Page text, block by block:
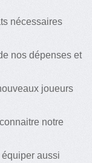
nécessaires
nos dépenses et
joueurs
notre
aussi